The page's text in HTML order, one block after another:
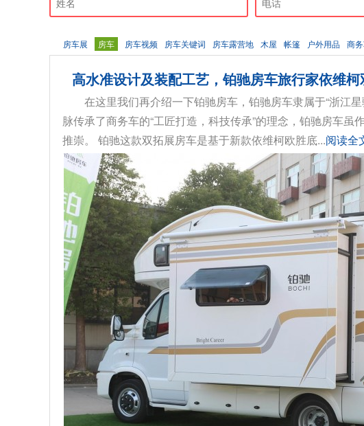
房车展 房车 房车视频 房车关键词 房车露营地 木屋 帐篷 户外用品 商
高水准设计及装配工艺，铂驰房车旅行家依维
在这里我们再介绍一下铂驰房车，铂驰房车隶属于“浙江
脉传承了商务车的“工匠打造，科技传承”的理念，铂驰房车
推崇。 铂驰这款双拓展房车是基于新款依维柯欧胜底...阅读全